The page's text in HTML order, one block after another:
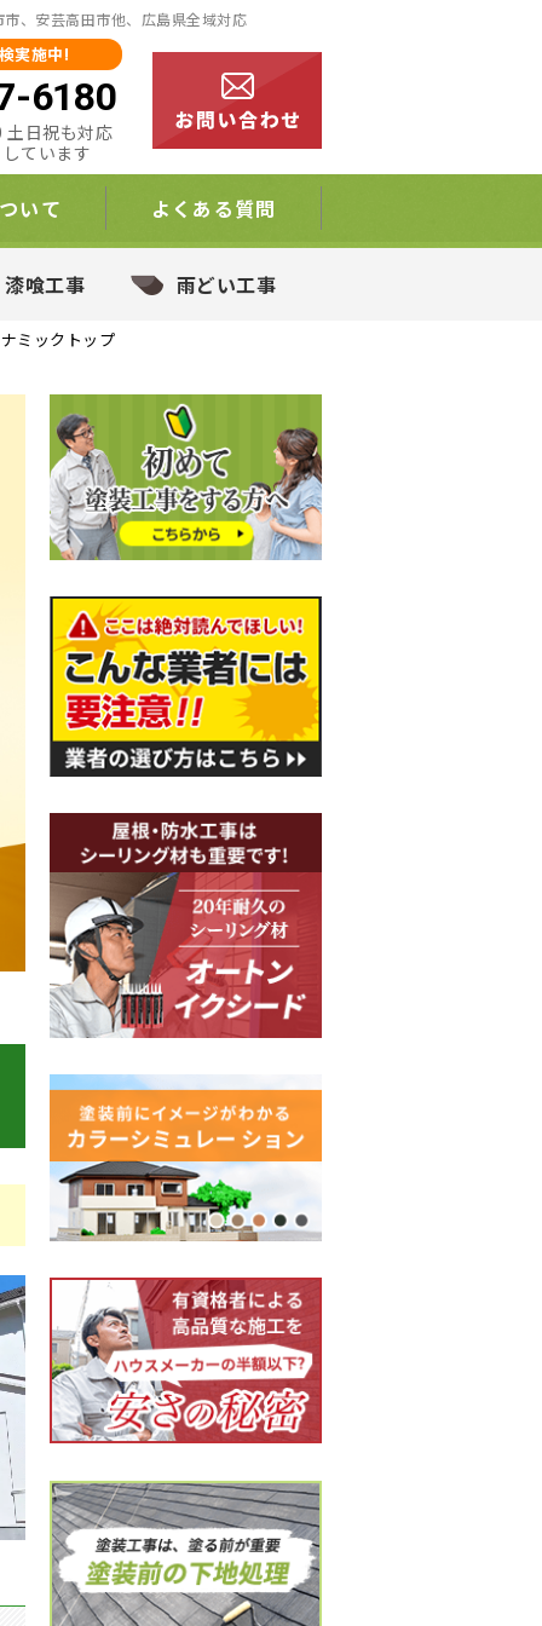
、安芸高田市他、広島県全域対応
実施中!
6180
日祝も対応
ています
いて よくある質問
喰工事 雨どい工事
ミックトップ